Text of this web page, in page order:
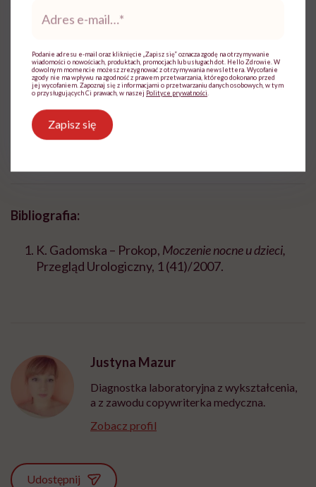
chlorowodorek oksybutyniny lub desmopresynę.
Można sięgnąć także po leki na moczenie nocne bez
recepty – są to suplementy diety wpływające na
funkcjonowanie układu moczowego, wzmacniające
napięcie mięśniówki dróg moczowych i wspomagające
układ nerwowy. Mogą one zawierać ekstrakty
Bibliografia:
K. Gadomska – Prokop, Moczenie nocne u dzieci,
Przegląd Urologiczny, 1 (41)/2007.
Justyna Mazur
Diagnostka laboratoryjna z wykształcenia,
a z zawodu copywriterka medyczna.
Zobacz profil
Udostępnij
mail*
Podanie adresu e-mail oraz kliknięcie „Zapisz się” oznacza zgodę na otrzymywanie
wiadomości o nowościach, produktach, promocjach lub usługach dot. Hello Zdrowie. W
dowolnym momencie możesz zrezygnować z otrzymywania newslettera. Wycofanie
zgody nie ma wpływu na zgodność z prawem przetwarzania, którego dokonano przed
jej wycofaniem. Zapoznaj się z informacjami o przetwarzaniu danych osobowych, w tym
o przysługujących Ci prawach, w naszej Polityce prywatności
Zapisz się